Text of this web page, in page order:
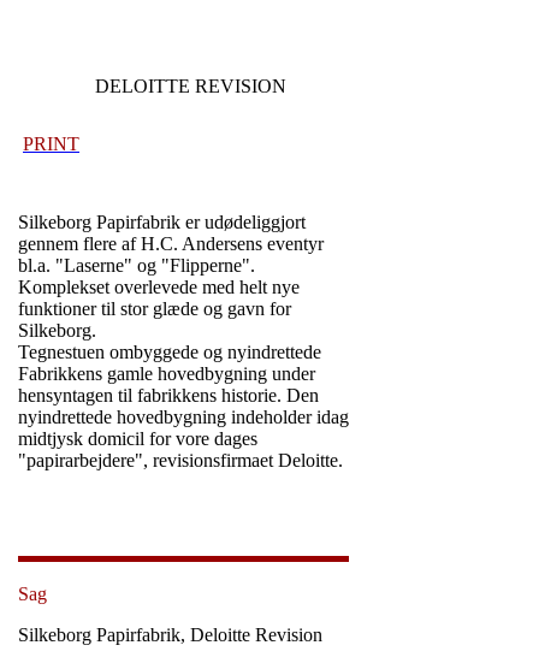
DELOITTE REVISION
PRINT
Silkeborg Papirfabrik er udødeliggjort
gennem flere af H.C. Andersens eventyr
bl.a. "Laserne" og "Flipperne".
Komplekset overlevede med helt nye
funktioner til stor glæde og gavn for
Silkeborg.
Tegnestuen ombyggede og nyindrettede
Fabrikkens gamle hovedbygning under
hensyntagen til fabrikkens historie. Den
nyindrettede hovedbygning indeholder idag
midtjysk domicil for vore dages
"papirarbejdere", revisionsfirmaet Deloitte.
Sag
Silkeborg Papirfabrik, Deloitte Revision